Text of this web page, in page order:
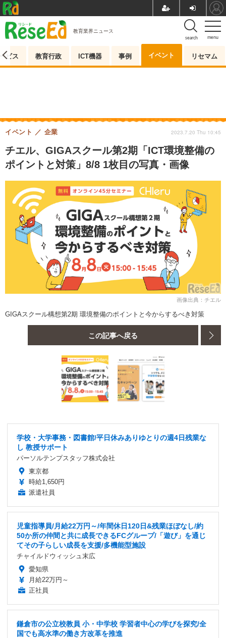
menu
search
教育業界ニュース
ビス 教育行政 ICT機器 事例 イベント リセマム
チエル、GIGAスクール第2期「ICT環境整備の
ポイントと対策」8/8 1枚目の写真・画像
イベント 企業 2023.7.20 Thu 10:45
画像出典：チエル
GIGAスクール構想第2期 環境整備のポイントと今からするべき対策
この記事へ戻る
学校・大学事務・図書館/平日休みありゆとりの週4日残業な
し 教授サポート
パーソルテンプスタッフ株式会社
東京都
時給1,650円
派遣社員
児童指導員/月給22万円～/年間休日120日&残業ほぼなし/約
50か所の仲間と共に成長できるFCグループ/「遊び」を通じ
てその子らしい成長を支援/多機能型施設
チャイルドウィッシュ末広
愛知県
月給22万円～
正社員
鎌倉市の公立校教員 小・中学校 学習者中心の学びを探究/全
国でも高水準の働き方改革を推進